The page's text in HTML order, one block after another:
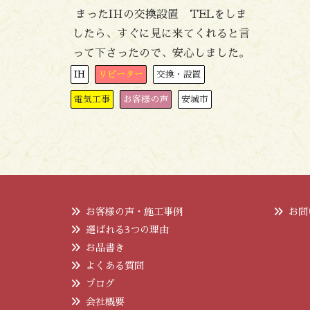
まったIHの交換設置 TELをしま
したら、すぐに見に来てくれると言
って下さったので、安心しました。
IH リピーター 交換・設置
電気工事 お客様の声 安城市
お客様の声・施工事例
選ばれる3つの理由
お品書き
よくある質問
ブログ
会社概要
お問